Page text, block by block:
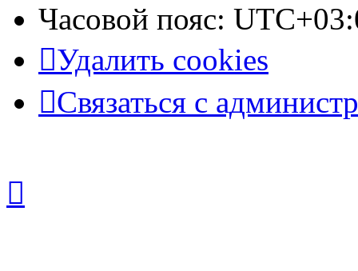
Часовой пояс:
Удалить cookies
Связаться с